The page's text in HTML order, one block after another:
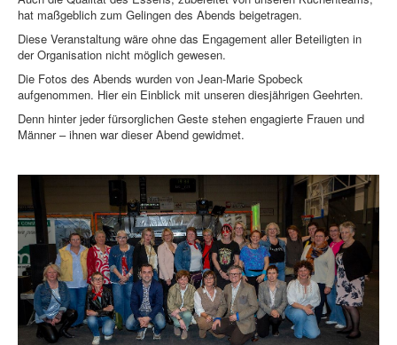
hat maßgeblich zum Gelingen des Abends beigetragen.
Diese Veranstaltung wäre ohne das Engagement aller Beteiligten in
der Organisation nicht möglich gewesen.
Die Fotos des Abends wurden von Jean-Marie Spobeck
aufgenommen. Hier ein Einblick mit unseren diesjährigen Geehrten.
Denn hinter jeder fürsorglichen Geste stehen engagierte Frauen und
Männer – ihnen war dieser Abend gewidmet.